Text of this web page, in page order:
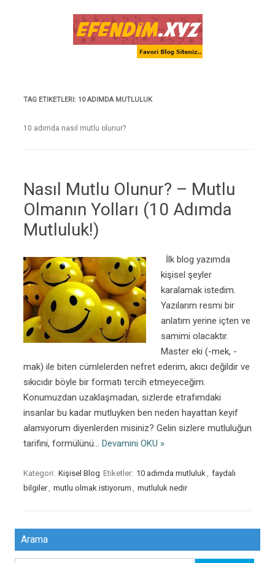
TAG ETIKETLERI: 10 ADIMDA MUTLULUK
10 adımda nasıl mutlu olunur?
Nasıl Mutlu Olunur? – Mutlu
Olmanın Yolları (10 Adımda
Mutluluk!)
İlk blog yazımda
kişisel şeyler
karalamak istedim.
Yazılarım resmi bir
anlatım yerine içten ve
samimi olacaktır.
Master eki (-mek, -
mak) ile biten cümlelerden nefret ederim, akıcı değildir ve
sıkıcıdır böyle bir formatı tercih etmeyeceğim.
Konumuzdan uzaklaşmadan, sizlerde etrafımdaki
insanlar bu kadar mutluyken ben neden hayattan keyif
alamıyorum diyenlerden misiniz? Gelin sizlere mutluluğun
tarifini, formülünü… Devamini OKU »
Kategori: Kişisel Blog Etiketler: 10 adımda mutluluk, faydalı
bilgiler, mutlu olmak istiyorum , mutluluk nedir
Arama